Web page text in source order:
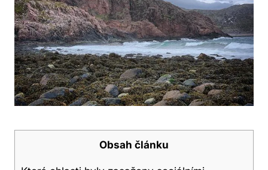
Obsah článku